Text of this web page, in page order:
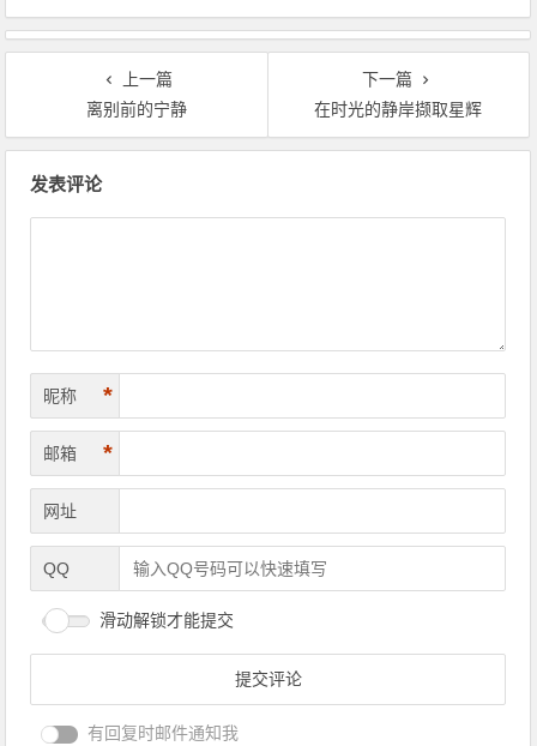
上一篇
离别前的宁静
下一篇
在时光的静岸撷取星辉
发表评论
昵称 *
邮箱 *
网址
QQ
滑动解锁才能提交
有回复时邮件通知我